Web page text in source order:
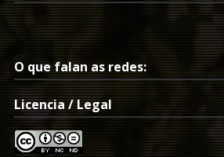
O que falan as redes:
Licencia / Legal